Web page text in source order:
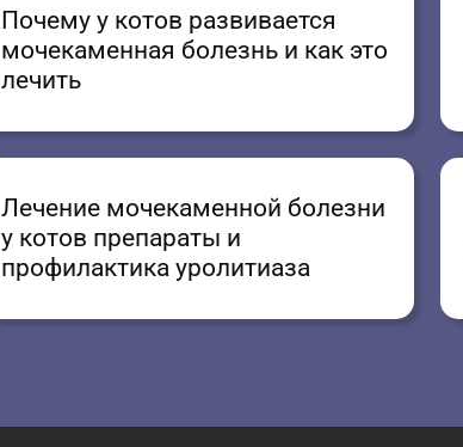
Почему у котов развивается
мочекаменная болезнь и как это
лечить
Лечение мочекаменной болезни
у котов препараты и
профилактика уролитиаза